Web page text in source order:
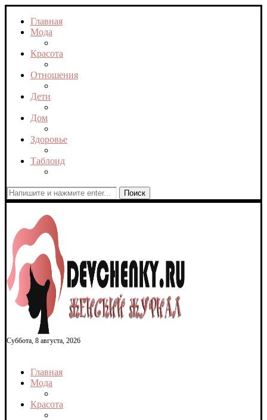
Главная
Мода
Красота
Отношения
Дети
Дом
Здоровье
Таблоид
Поиск
Суббота, 8 августа, 2026
Главная
Мода
Красота